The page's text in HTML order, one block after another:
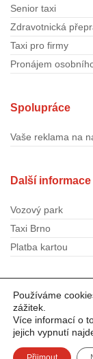
Senior taxi
Zdravotnická
Taxi pro firmy
Pronájem
Spolupráce
Vaše reklama na
Další informace
Vozový park
Taxi Brno
Platba kartou
Sledujte
Používáme
zážitek.
Více informací o
jejich vypnutí